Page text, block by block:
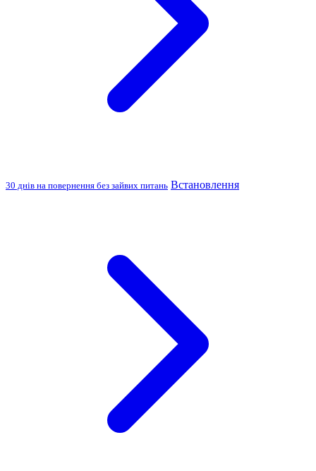
30 днів на повернення без зайвих питань Встановлення